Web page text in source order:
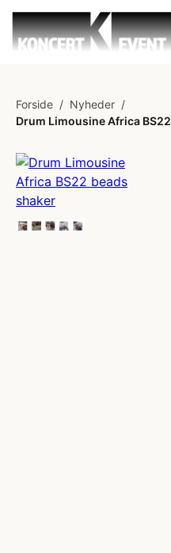
Forside / Nyheder /
Drum Limousine Africa